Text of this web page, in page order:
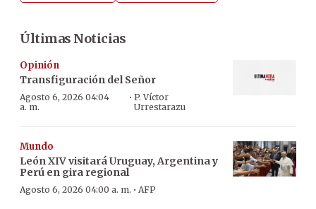
Últimas Noticias
Opinión
Transfiguración del Señor
Agosto 6, 2026 04:04
a. m.
· P. Víctor
Urrestarazu
Mundo
León XIV visitará Uruguay, Argentina y
Perú en gira regional
Agosto 6, 2026 04:00 a. m. · AFP